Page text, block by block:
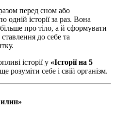
перед сном або
історії за раз. Вона
про тіло, а й сформувати
ставлення до себе та
історії у «Історії на 5
розуміти себе і свій організм.